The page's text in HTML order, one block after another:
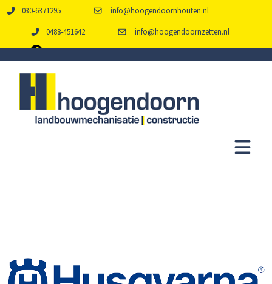
030-6371295 info@hoogendoornhouten.nl
0488-451642 info@hoogendoornzetten.nl